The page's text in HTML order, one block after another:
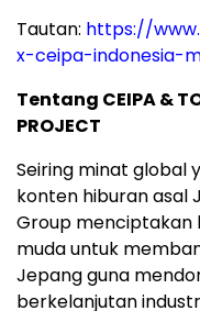
Tautan: https://
x-ceipa-indonesia-
Tentang CEIPA &
PROJECT
Seiring minat global
konten hiburan asal
Group menciptakan
muda untuk
Jepang guna
berkelanjutan